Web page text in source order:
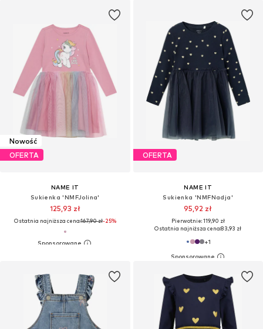
Nowość
OFERTA
NAME IT
Sukienka 'NMFJolina'
125,93 zł
Ostatnia najniższa cena:167,90 zł-25%
OFERTA
NAME IT
Sukienka 'NMFNadja'
95,92 zł
Pierwotnie: 119,90 zł
Ostatnia najniższa cena:83,93 zł
+1